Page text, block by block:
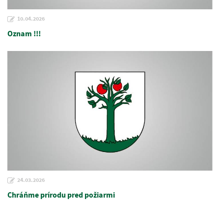
10.04.2026
Oznam !!!
24.03.2026
Chráňme prírodu pred požiarmi